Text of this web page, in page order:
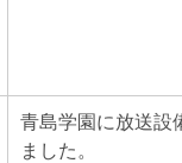
青島学園に放送設
ました。